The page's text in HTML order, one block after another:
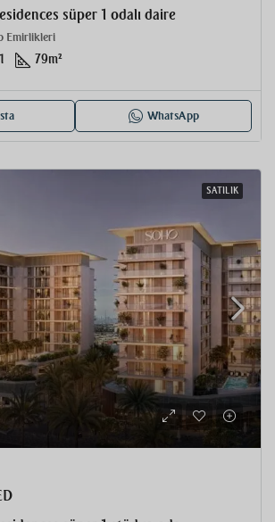
süper 1 odalı daire
Emirlikleri
1 79m²
WhatsApp
SATILIK